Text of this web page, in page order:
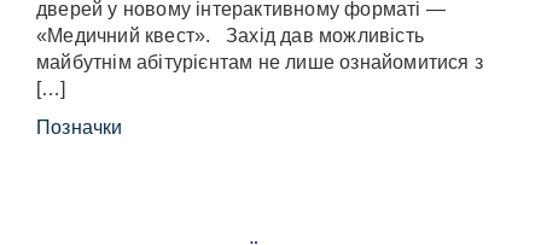
дверей у новому інтерактивному форматі —
«Медичний квест». Захід дав можливість
майбутнім абітурієнтам не лише ознайомитися з
[…]
Позначки